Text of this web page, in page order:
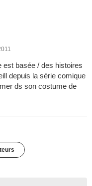
est basée / des histoires
depuis la série comique
ds son costume de